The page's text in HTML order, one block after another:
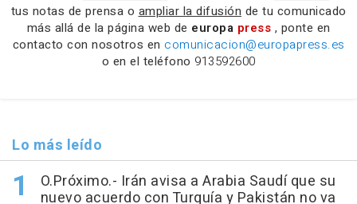
tus notas de prensa o ampliar la difusión de tu comunicado
más allá de la página web de europa press , ponte en
contacto con nosotros en comunicacion@europapress.es
o en el teléfono 913592600
Lo más leído
O.Próximo.- Irán avisa a Arabia Saudí que su
nuevo acuerdo con Turquía y Pakistán no va